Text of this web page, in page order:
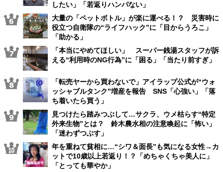
したい」「若返りハンパない」
大量の「ペットボトル」が楽に運べる！？ 災害時に
役立つ自衛隊の“ライフハック”に「目からうろこ」
「助かる」
「本当にやめてほしい」 スーパー銭湯スタッフが訴
える“利用時のNG行為”に「困る」「当たり前すぎ」
「転売ヤーから買わないで」アイラップ公式が“ウォ
ッシャブルタンク”増産を報告 SNS「心強い」「落
ち着いたら買う」
見つけたら踏みつぶして…サクラ、ウメ枯らす“特定
外来生物”とは？ 鈴木農水相の注意喚起に「怖い」
「迷わずつぶす」
年を重ねて貧相に…“シワ＆面長”も気になる女性→カ
ットで10歳以上若返り！？「めちゃくちゃ美人に」
「とっても華やか」